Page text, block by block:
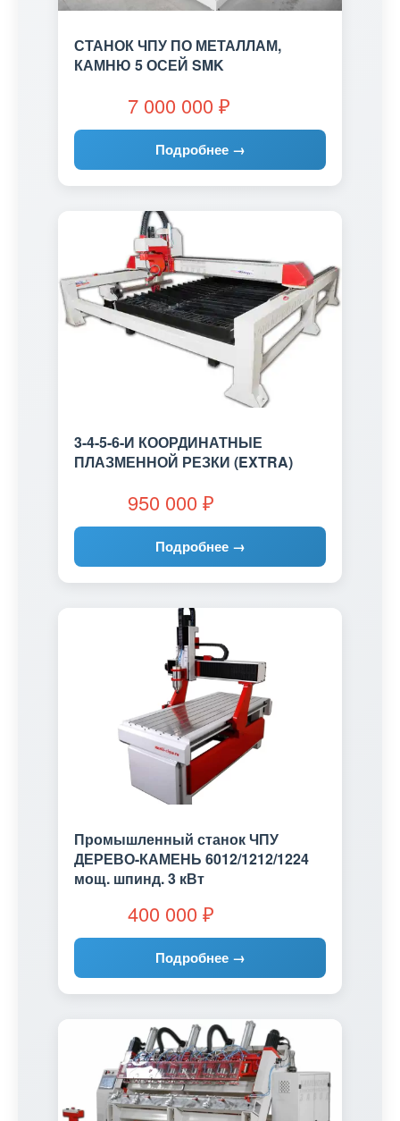
СТАНОК ЧПУ ПО МЕТАЛЛАМ,
КАМНЮ 5 ОСЕЙ SMK
7 000 000 ₽
Подробнее →
3-4-5-6-И КООРДИНАТНЫЕ
ПЛАЗМЕННОЙ РЕЗКИ (EXTRA)
950 000 ₽
Подробнее →
Промышленный станок ЧПУ
ДЕРЕВО-КАМЕНЬ 6012/1212/1224
мощ. шпинд. 3 кВт
400 000 ₽
Подробнее →